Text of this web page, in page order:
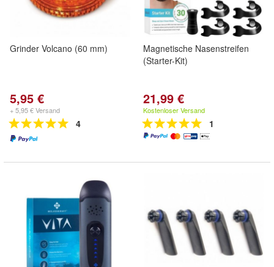
Grinder Volcano (60 mm)
5,95 €
+ 5,95 € Versand
4
Magnetische Nasenstreifen
(Starter-Kit)
21,99 €
Kostenloser Versand
1